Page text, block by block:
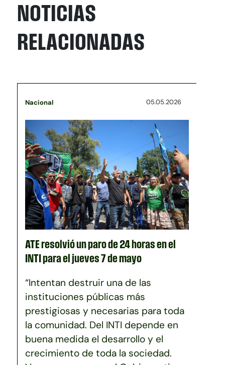
NOTICIAS
RELACIONADAS
Nacional 05.05.2026
ATE resolvió un paro de 24 horas en el
INTI para el jueves 7 de mayo
“Intentan destruir una de las
instituciones públicas más
prestigiosas y necesarias para toda
la comunidad. Del INTI depende en
buena medida el desarrollo y el
crecimiento de toda la sociedad.